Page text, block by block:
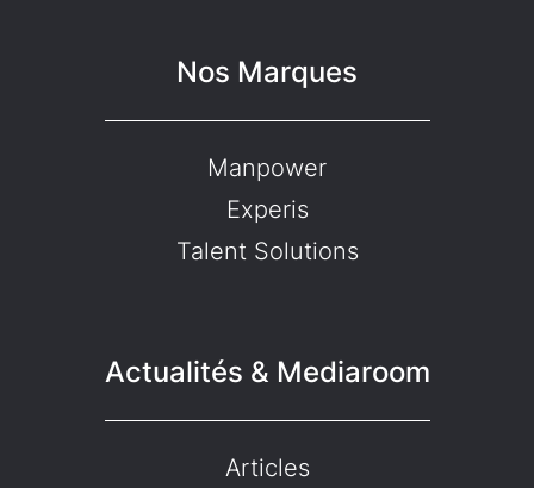
Nos Marques
Manpower
Experis
Talent Solutions
Actualités & Mediaroom
Articles